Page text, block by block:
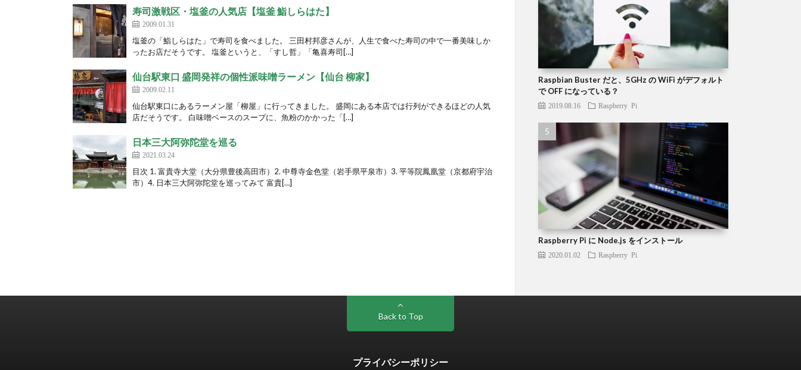
寿司激戦区・塩釜の人気店【塩釜 鮨しらはた】
2009.01.31
塩釜の「鮨しらはた」で寿司を食べました。 三田村邦彦さんが、人生で食べた寿司の中で一番美味しか
ったお店だそうです。 塩釜というと、「すし哲」「亀喜寿司[…]
仙台駅東口 盛岡発祥の個性派味噌ラーメン【仙台 柳家】
2009.02.11
仙台駅東口にあるラーメン屋「柳屋」に行ってきました。 盛岡にある本店では行列ができるほどの人気
店だそうです。 白味噌ベースのスープに、魚粉のかかった「[…]
日本三大阿弥陀堂を巡る
2021.03.24
目次 1. 富貴寺大堂（大分県豊後高田市）2. 中尊寺金色堂（岩手県平泉市）3. 平等院鳳凰堂（京都府宇治
市）4. 日本三大阿弥陀堂を巡ってみて 富貴[…]
Raspbian Buster だと、5GHz の WiFi がデフォルト
で OFF になっている？
2019.08.16 Raspberry Pi
Raspberry Pi に Node.js をインストール
2020.01.02 Raspberry Pi
Back to Top
プライバシーポリシー